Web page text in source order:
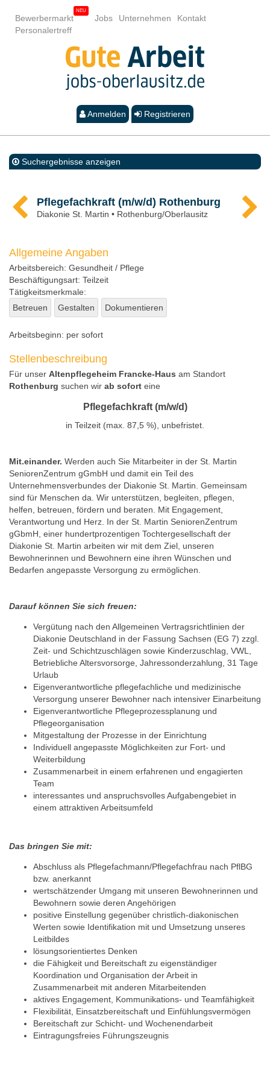
Bewerbermarkt Jobs Unternehmen
Kontakt
Personalertreff
Anmelden Registrieren
Suchergebnisse anzeigen
Pflegefachkraft (m/w/d) Rothenburg
Diakonie St. Martin • Rothenburg/Oberlausitz
Allgemeine Angaben
Arbeitsbereich: Gesundheit / Pflege
Beschäftigungsart: Teilzeit
Tätigkeitsmerkmale:
Betreuen
Gestalten Dokumentieren
Arbeitsbeginn: per sofort
Stellenbeschreibung
Für unser Altenpflegeheim Francke-Haus am Standort
Rothenburg suchen wir ab sofort eine
Pflegefachkraft (m/w/d)
in Teilzeit (max. 87,5 %), unbefristet.
Mit.einander. Werden auch Sie Mitarbeiter in der St. Martin
SeniorenZentrum gGmbH und damit ein Teil des
Unternehmensverbundes der Diakonie St. Martin. Gemeinsam
sind für Menschen da. Wir unterstützen, begleiten, pflegen,
helfen, betreuen, fördern und beraten. Mit Engagement,
Verantwortung und Herz. In der St. Martin SeniorenZentrum
gGbmH, einer hundertprozentigen Tochtergesellschaft der
Diakonie St. Martin arbeiten wir mit dem Ziel, unseren
Bewohnerinnen und Bewohnern eine ihren Wünschen und
Bedarfen angepasste Versorgung zu ermöglichen.
Darauf können Sie sich freuen:
Vergütung nach den Allgemeinen Vertragsrichtlinien der
Diakonie Deutschland in der Fassung Sachsen (EG 7) zzgl.
Zeit- und Schichtzuschlägen sowie Kinderzuschlag, VWL,
Betriebliche Altersvorsorge, Jahressonderzahlung, 31 Tage
Urlaub
Eigenverantwortliche pflegefachliche und medizinische
Versorgung unserer Bewohner nach intensiver Einarbeitung
Eigenverantwortliche Pflegeprozessplanung und
Pflegeorganisation
Mitgestaltung der Prozesse in der Einrichtung
Individuell angepasste Möglichkeiten zur Fort- und
Weiterbildung
Zusammenarbeit in einem erfahrenen und engagierten
Team
interessantes und anspruchsvolles Aufgabengebiet in
einem attraktiven Arbeitsumfeld
Das bringen Sie mit:
Abschluss als Pflegefachmann/Pflegefachfrau nach PflBG
bzw. anerkannt
wertschätzender Umgang mit unseren Bewohnerinnen und
Bewohnern sowie deren Angehörigen
positive Einstellung gegenüber christlich-diakonischen
Werten sowie Identifikation mit und Umsetzung unseres
Leitbildes
lösungsorientiertes Denken
die Fähigkeit und Bereitschaft zu eigenständiger
Koordination und Organisation der Arbeit in
Zusammenarbeit mit anderen Mitarbeitenden
aktives Engagement, Kommunikations- und Teamfähigkeit
Flexibilität, Einsatzbereitschaft und Einfühlungsvermögen
Bereitschaft zur Schicht- und Wochenendarbeit
Eintragungsfreies Führungszeugnis